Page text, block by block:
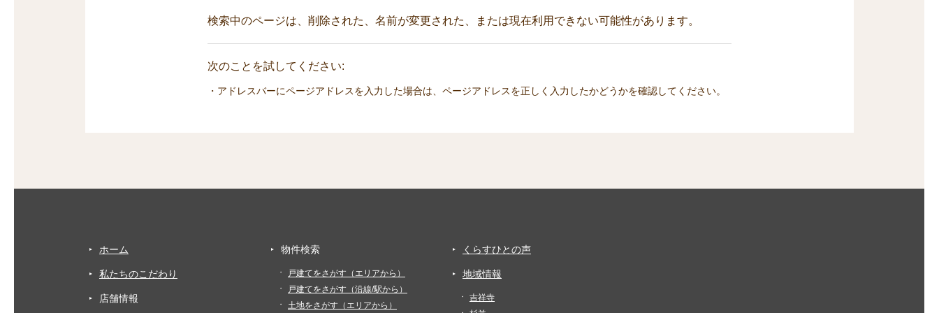
検索中のページは、削除された、名前が変更された、または現在利用できない可能性があります。
次のことを試してください:
・アドレスバーにページアドレスを入力した場合は、ページアドレスを正しく入力したかどうかを確認してください。
ホーム
私たちのこだわり
店舗情報
物件検索
戸建てをさがす（エリアから）
戸建てをさがす（沿線/駅から）
土地をさがす（エリアから）
くらすひとの声
地域情報
吉祥寺